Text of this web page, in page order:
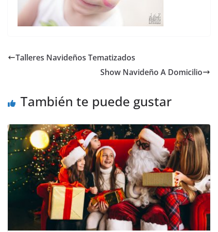
Talleres Navideños Tematizados
Show Navideño A Domicilio
También te puede gustar